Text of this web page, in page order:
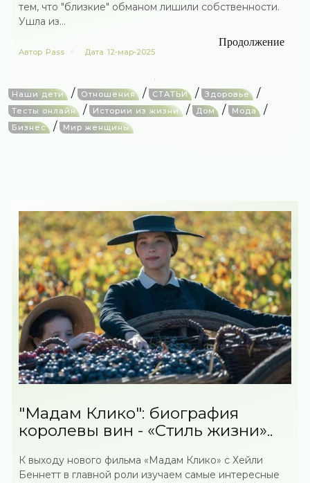
тем, что "близкие" обманом лишили собственности.
Ушла из...
Продолжение
Автор Pass Дата 12-мар-2025
Наши дети / Отношения / СТАТЬИ / Здоровье /
Тесты онлайн / Истории из жизни / Дом / Мода /
Бизнес / Мир женщины
"Мадам Клико": биография
королевы вин - «Стиль жизни»..
К выходу нового фильма «Мадам Клико» с Хейли
Беннетт в главной роли изучаем самые интересные